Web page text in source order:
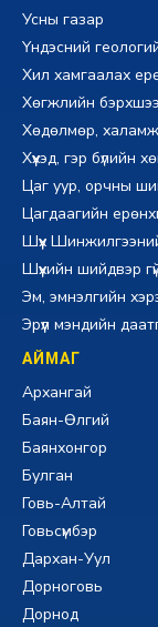
Усны газар
Үндэсний
Хил хамгаалах
Хөгжлийн
Хөдөлмөр,
Хүүхэд, гэр
Цаг уур, орчны
Цагдаагийн
Шүүх
Шүүхийн шийдвэр
Эм, эмнэлгийн
Эрүүл мэндийн
АЙМАГ
Архангай
Баян-Өлгий
Баянхонгор
Булган
Говь-Алтай
Говьсүмбэр
Дархан-Уул
Дорноговь
Дорнод